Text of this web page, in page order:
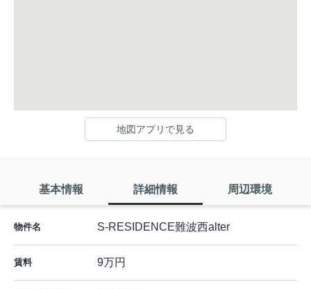
地図アプリで見る
基本情報 詳細情報 周辺環境
物件名 S-RESIDENCE難波西alter
賃料 9万円